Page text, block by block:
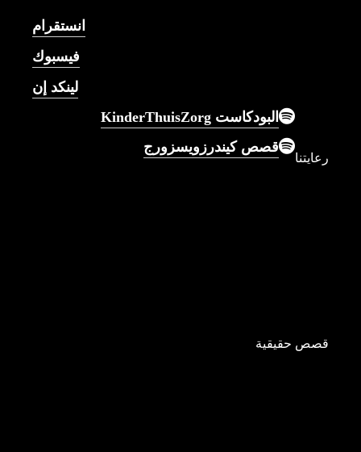
على كل ما يمكن تخيله من
الرعاية التمريضية للأطفال.
انستقرام
فيسبوك
لينكد إن
البودكاست KinderThuisZorg
قصص كيندرزويسزورج
رعايتنا
قصص حقيقية